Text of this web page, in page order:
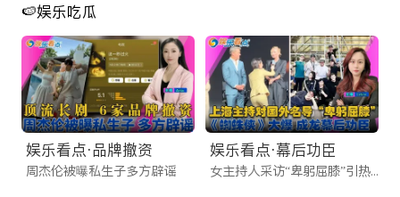
无广告打扰的海外华人视频网站是一条艰难但正确的路。
iTalkBB TV 承诺：
我们所有的内容均获得正版授权，这不仅保障了您的观看体验不
会因版权投诉而中断，更是对影视创作者的尊重。我们的技术团
队针对海外网络环境进行了深度CDN加速，无论您是在北美、
澳洲还是欧洲，都能享受到秒开不卡顿的极致体验。
🍉娱乐吃瓜
娱乐看点·品牌撤资
周杰伦被曝私生子多方辟谣
娱乐看点·幕后功臣
女主持人采访“卑躬屈膝”引热议